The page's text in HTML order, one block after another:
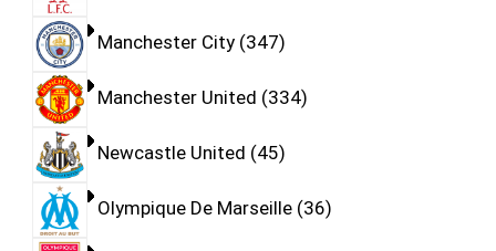
Manchester City 347
Manchester United 334
Newcastle United 45
Olympique De Marseille 36